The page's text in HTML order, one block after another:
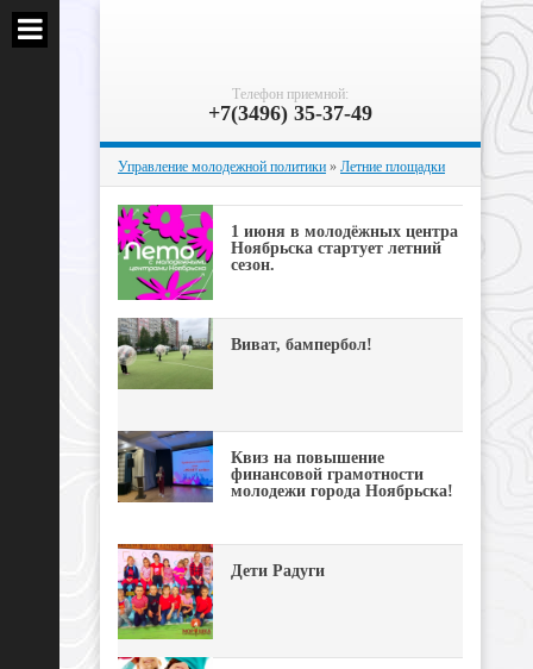
Телефон приемной:
+7(3496) 35-37-49
Управление молодежной политики » Летние площадки
1 июня в молодёжных центра
Ноябрьска стартует летний
сезон.
Виват, бампербол!
Квиз на повышение
финансовой грамотности
молодежи города Ноябрьска!
Дети Радуги